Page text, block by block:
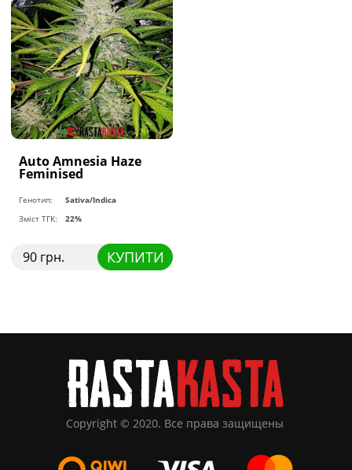
Auto Amnesia Haze
Feminised
Генотип:
Sativa/Indica
Зміст ТГК:
22%
90 грн. КУПИТИ